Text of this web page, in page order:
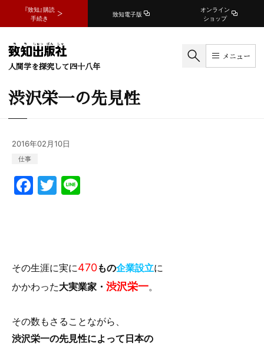
『致知』購読
手続き
致知電子版
オンライン
ショップ
人間学を探究して四十八年
メニュー
渋沢栄一の先見性
2016年02月10日
仕事
F
a
b
o
o
k
T
w
その生涯に実に470もの企業設立に
かかわった大実業家・ 渋沢栄一。
その数もさることながら、
渋沢栄一の先見性によって日本の